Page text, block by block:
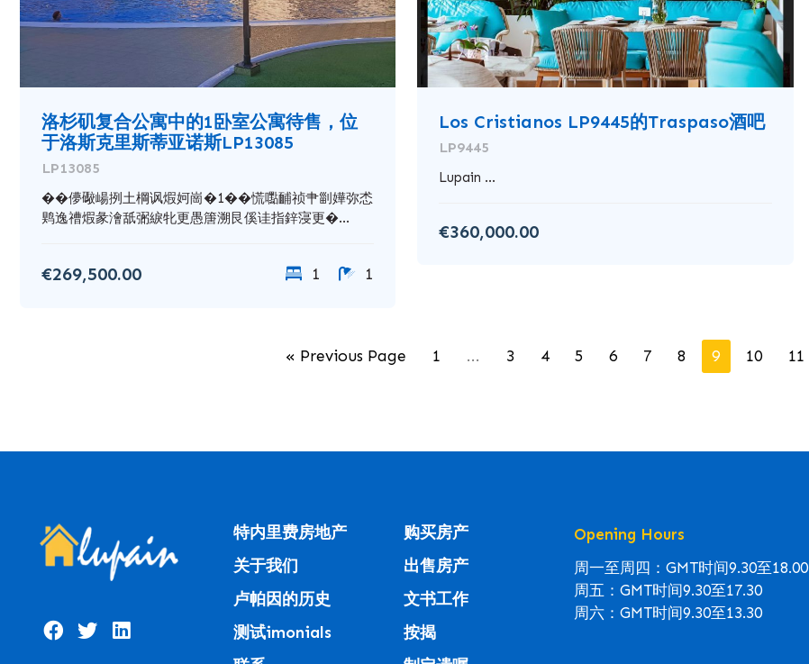
洛杉矶复合公寓中的1卧室公寓待售，位
于洛斯克里斯蒂亚诺斯LP13085
LP13085
��儚礮崵挒土棡讽煆妸崗�1��慌嚸䩉祯肀㓯嬅弥怸
䴗逸䄚煆彖澮舐弻綟牝更愚篖溯艮傒诖指鋅寖更�...
€269,500.00 1 1
Los Cristianos LP9445的Traspaso酒吧
LP9445
Lupain ...
€360,000.00
« Previous Page 1 ... 3 4 5 6 7 8 9 10 11
特内里费房地产
关于我们
卢帕因的历史
测试imonials
购买房产
出售房产
文书工作
按揭
Opening Hours
周一至周四：GMT时间9.30至18.00
周五：GMT时间9.30至17.30
周六：GMT时间9.30至13.30